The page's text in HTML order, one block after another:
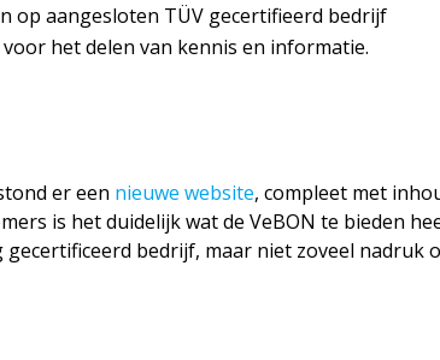
op aangesloten TÜV gecertifieerd bedrijf
het delen van kennis en informatie.
er een nieuwe website, compleet met
is het duidelijk wat de VeBON te bieden
gecertificeerd bedrijf, maar niet zoveel